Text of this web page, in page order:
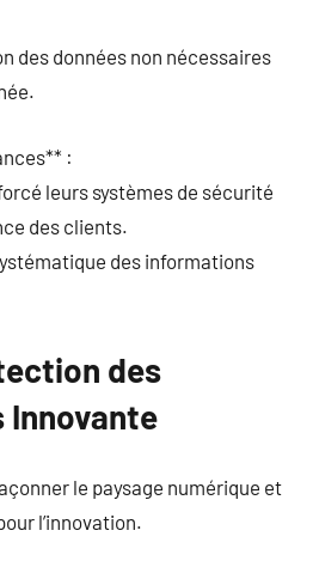
des données non nécessaires
:
leurs systèmes de sécurité
des clients.
des informations
des
Innovante
le paysage numérique et
l’innovation.